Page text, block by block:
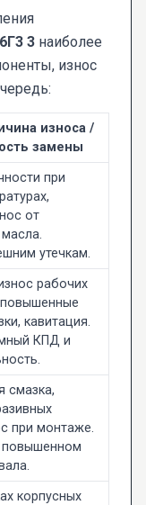
3 наиболее
износ
износа /
замены
при
от
утечкам.
рабочих
повышенные
кавитация.
КПД и
смазка,
при монтаже.
повышенном
корпусных